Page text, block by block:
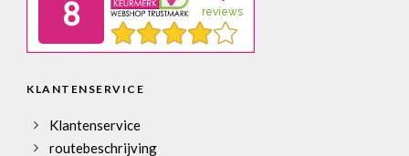
KLANTENSERVICE
Klantenservice
routebeschrijving